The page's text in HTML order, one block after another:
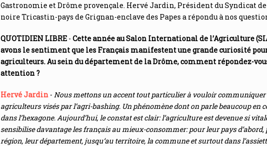
Gastronomie et Drôme provençale. Hervé Jardin, Président du Syndicat
noire Tricastin-pays de Grignan-enclave des Papes a répondu à nos
QUOTIDIEN LIBRE - Cette année au Salon International de l’Agriculture
avons le sentiment que les Français manifestent une grande curiosité
agriculteurs. Au sein du département de la Drôme, comment répondez-
attention ?
Hervé Jardin - Nous mettons un accent tout particulier à vouloir communiquer
agriculteurs visés par l’agri-bashing. Un phénomène dont on parle beaucoup en
dans l’hexagone. Aujourd’hui, le constat est clair: l’agriculture est devenue si
sensibilise davantage les français au mieux-consommer: pour leur pays d’abord,
région, leur département, jusqu‘au territoire, la commune et surtout dans